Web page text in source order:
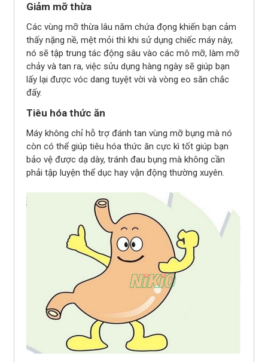
Giảm mỡ thừa
Các vùng mỡ thừa lâu năm chứa đọng khiến bạn cảm
thấy nặng nề, mệt mỏi thì khi sử dụng chiếc máy này,
nó sẽ tập trung tác động sâu vào các mô mỡ, làm mỡ
chảy và tan ra, việc sửu dụng hàng ngày sẽ giúp bạn
lấy lại được vóc dang tuyệt vời và vòng eo săn chắc
đấy.
Tiêu hóa thức ăn
Máy không chỉ hỗ trợ đánh tan vùng mỡ bụng mà nó
còn có thể giúp tiêu hóa thức ăn cực kì tốt giúp bạn
bảo vệ được dạ dày, tránh đau bụng mà không cần
phải tập luyện thể dục hay vận động thường xuyên.